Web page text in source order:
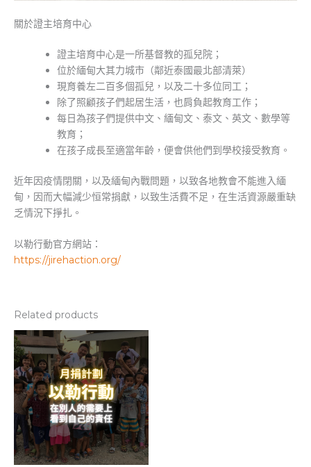
關於證主培育中心
證主培育中心是一所基督教的孤兒院；
位於緬甸大其力城市（鄰近泰國最北部清萊）
現育養左二百多個孤兒，以及二十多位同工；
除了照顧孩子們起居生活，也肩負起教育工作；
每日為孩子們提供中文、緬甸文、泰文、英文、數學等
教育；
在孩子成長至適當年齡，便會供他們到學校接受教育。
近年因疫情閉關，以及緬甸內戰問題，以致各地教會不能進入緬
甸，因而大幅減少恒常捐獻，以致生活費不足，在生活資源嚴重缺
乏情況下掙扎。
以勒行動官方網站：
https://jirehaction.org/
Related products